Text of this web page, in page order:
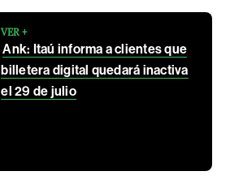
VER +
Ank: Itaú informa a clientes que
billetera digital quedará inactiva
el 29 de julio